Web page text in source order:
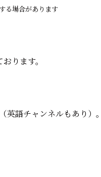
る場合があります
ります。
語チャンネルもあり）。